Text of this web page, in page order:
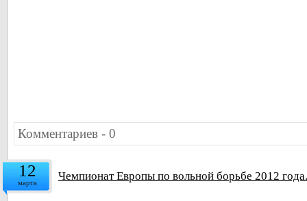
Комментариев - 0
12
марта Чемпионат Европы по вольной борьбе 2012